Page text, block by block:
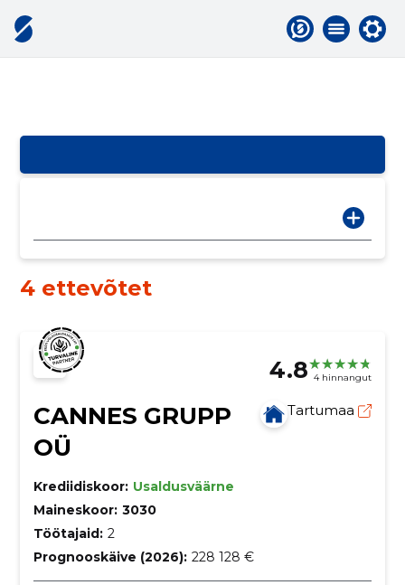
4 ettevõtet
4.8 4 hinnangut
CANNES GRUPP
OÜ
Tartumaa
Krediidiskoor: Usaldusväärne
Maineskoor: 3030
Töötajaid: 2
Prognooskäive (2026): 228 128 €